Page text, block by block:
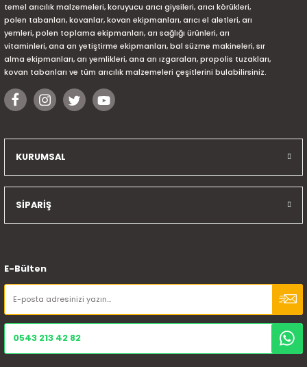
temel arıcılık malzemeleri, koruyucu arıcı giysileri, arıcı körükleri,
polen tabanları, kovanlar, kovan ekipmanları, arıcı el aletleri, arı
yemleri, polen toplama ekipmanları, arı sağlığı ürünleri, arı
vitaminleri, ana arı yetiştirme ekipmanları, bal süzme makineleri, sır
alma ekipmanları, arı yemlikleri, ana arı ızgaraları, propolis tuzakları,
kovan tabanları ve tüm arıcılık malzemeleri çeşitlerini bulabilirsiniz.
KURUMSAL
SİPARİŞ
E-Bülten
0543 213 42 82